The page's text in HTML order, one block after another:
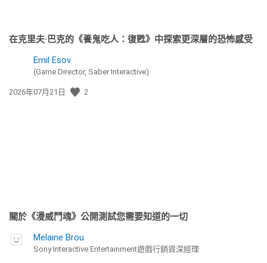
在克里夫·巴克的《養鬼吃人：復甦》中探索更深層的恐怖感受
Emil Esov
(Game Director, Saber Interactive)
發
2026年07月21日 2
關於《漫威鬥魂》公開測試您需要知道的一切
Melaine Brou
Sony Interactive Entertainment遊戲行銷資深經理